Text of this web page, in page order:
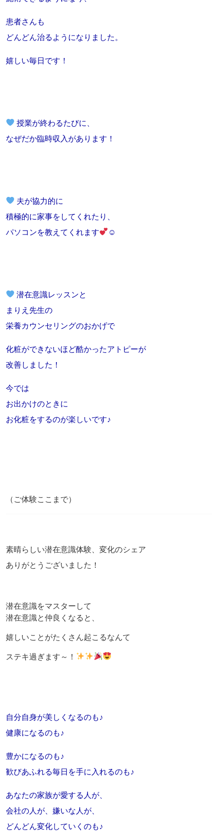
患者さんも
どんどん治るようになりました。
嬉しい毎日です！
授業が終わるたびに、
なぜだか臨時収入があります！
夫が協力的に
積極的に家事をしてくれたり、
パソコンを教えてくれます
☺
潜在意識レッスンと
まりえ先生の
栄養カウンセリングのおかげで
化粧ができないほど酷かったアトピーが
改善しました！
今では
お出かけのときに
お化粧をするのが楽しいです♪
（ご体験ここまで）
素晴らしい潜在意識体験、変化のシェア
ありがとうございました！
潜在意識をマスターして
潜在意識と仲良くなると、
嬉しいことがたくさん起こるなんて
ステキ過ぎます～！
自分自身が美しくなるのも♪
健康になるのも♪
豊かになるのも♪
歓びあふれる毎日を手に入れるのも♪
あなたの家族が愛する人が、
会社の人が、嫌いな人が、
どんどん変化していくのも♪